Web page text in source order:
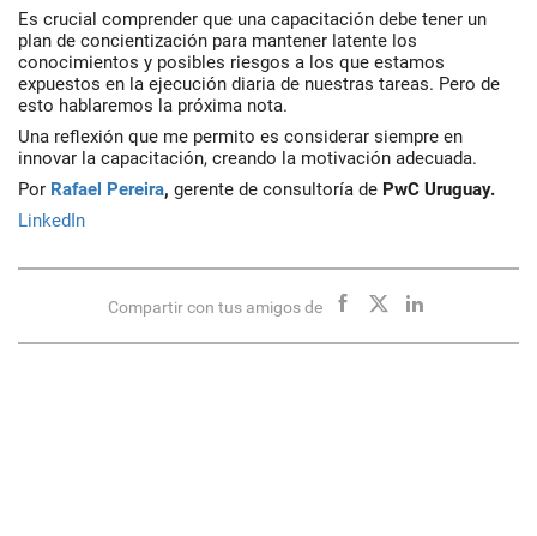
Es crucial comprender que una capacitación debe tener un
plan de concientización para mantener latente los
conocimientos y posibles riesgos a los que estamos
expuestos en la ejecución diaria de nuestras tareas. Pero de
esto hablaremos la próxima nota.
Una reflexión que me permito es considerar siempre en
innovar la capacitación, creando la motivación adecuada.
Por Rafael Pereira, gerente de consultoría de PwC Uruguay.
LinkedIn
Compartir con tus amigos de